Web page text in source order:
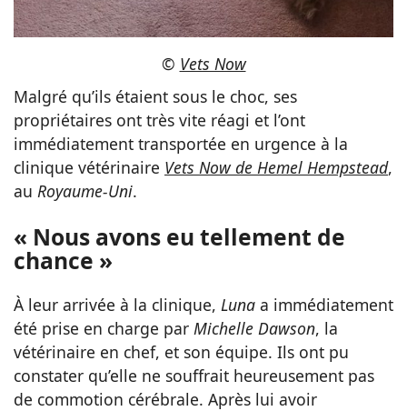
© Vets Now
Malgré qu’ils étaient sous le choc, ses
propriétaires ont très vite réagi et l’ont
immédiatement transportée en urgence à la
clinique vétérinaire Vets Now de Hemel Hempstead,
au Royaume-Uni.
« Nous avons eu tellement de
chance »
À leur arrivée à la clinique, Luna a immédiatement
été prise en charge par Michelle Dawson, la
vétérinaire en chef, et son équipe. Ils ont pu
constater qu’elle ne souffrait heureusement pas
de commotion cérébrale. Après lui avoir